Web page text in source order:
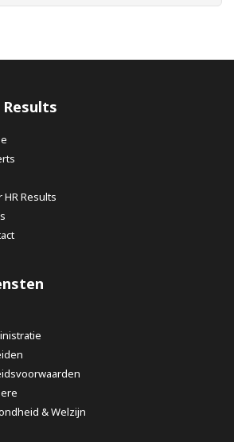
Results
HR Results
& Welzijn